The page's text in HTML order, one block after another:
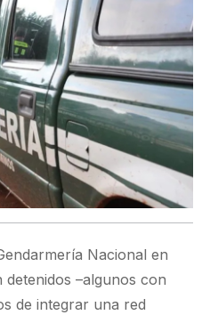
Nacional en
–algunos con
de integrar una red